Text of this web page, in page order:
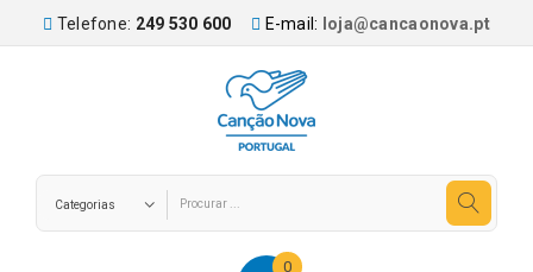
Telefone: 249 530 600 E-mail: loja@cancaonova.pt
0